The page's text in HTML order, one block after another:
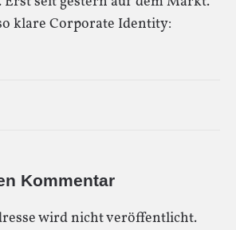
klare Corporate Identity:
Kommentar
wird nicht veröffentlicht.